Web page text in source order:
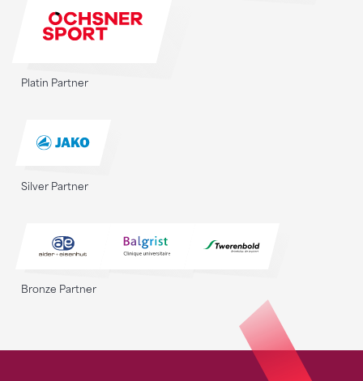
Platin Partner
Silver Partner
Bronze Partner